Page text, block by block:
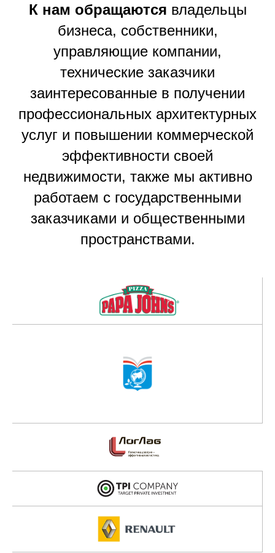
К нам обращаются владельцы
бизнеса, собственники,
управляющие компании,
технические заказчики
заинтересованные в получении
профессиональных архитектурных
услуг и повышении коммерческой
эффективности своей
недвижимости, также мы активно
работаем с государственными
заказчиками и общественными
пространствами.